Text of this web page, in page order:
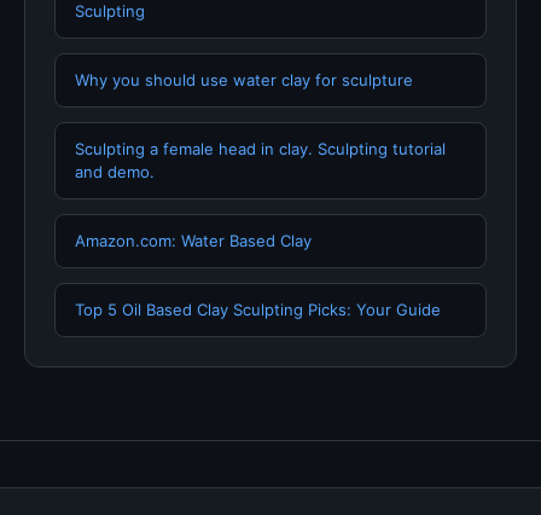
Sculpting
Why you should use water clay for sculpture
Sculpting a female head in clay. Sculpting tutorial
and demo.
Amazon.com: Water Based Clay
Top 5 Oil Based Clay Sculpting Picks: Your Guide